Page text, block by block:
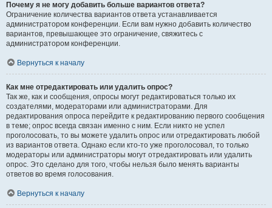
Почему я не могу добавить больше вариантов ответа?
Ограничение количества вариантов ответа устанавливается
администратором конференции. Если вам нужно добавить количество
вариантов, превышающее это ограничение, свяжитесь с
администратором конференции.
Вернуться к началу
Как мне отредактировать или удалить опрос?
Так же, как и сообщения, опросы могут редактироваться только их
создателями, модераторами или администраторами. Для
редактирования опроса перейдите к редактированию первого сообщения
в теме; опрос всегда связан именно с ним. Если никто не успел
проголосовать, то вы можете удалить опрос или отредактировать любой
из вариантов ответа. Однако если кто-то уже проголосовал, то только
модераторы или администраторы могут отредактировать или удалить
опрос. Это сделано для того, чтобы нельзя было менять варианты
ответов во время голосования.
Вернуться к началу